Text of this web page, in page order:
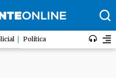
Política